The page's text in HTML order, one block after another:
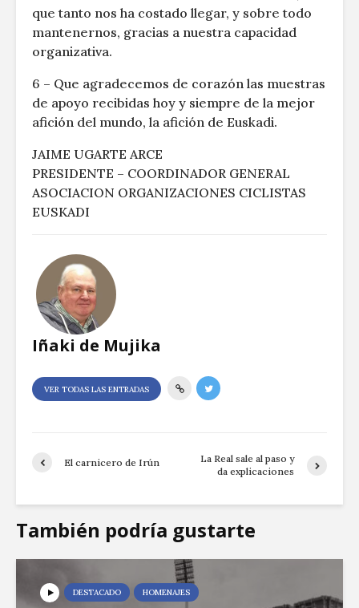
que tanto nos ha costado llegar, y sobre todo
mantenernos, gracias a nuestra capacidad
organizativa.
6 – Que agradecemos de corazón las muestras
de apoyo recibidas hoy y siempre de la mejor
afición del mundo, la afición de Euskadi.
JAIME UGARTE ARCE
PRESIDENTE – COORDINADOR GENERAL
ASOCIACION ORGANIZACIONES CICLISTAS
EUSKADI
Iñaki de Mujika
VER TODAS LAS ENTRADAS
El carnicero de Irún
La Real sale al paso y
da explicaciones
También podría gustarte
DESTACADO HOMENAJES